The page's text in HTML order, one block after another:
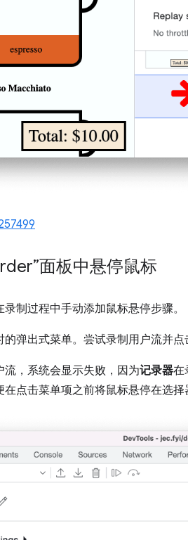
面板中悬停鼠标
制过程中手动添加鼠标悬停步骤。
的弹出式菜单。尝试录制用户流并点
，系统会显示失败，因为记录器在
在点击菜单项之前将鼠标悬停在选择